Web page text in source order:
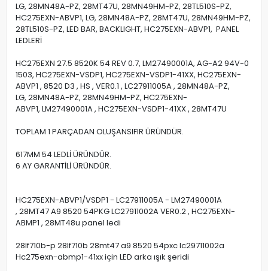
LG, 28MN48A-PZ, 28MT47U, 28MN49HM-PZ, 28TL510S-PZ,
HC275EXN-ABVP1, LG, 28MN48A-PZ, 28MT47U, 28MN49HM-PZ,
28TL510S-PZ, LED BAR, BACKLIGHT, HC275EXN-ABVP1, PANEL
LEDLERİ
HC275EXN 27.5 8520K 54 REV 0.7, LM27490001A, AG-A2 94V-0
1503, HC275EXN-VSDP1, HC275EXN-VSDP1-41XX, HC275EXN-
ABVP1 , 8520 D3 , HS , VER0.1 , LC27911005A , 28MN48A-PZ,
LG, 28MN48A-PZ, 28MN49HM-PZ, HC275EXN-
ABVP1, LM27490001A , HC275EXN-VSDP1-41XX , 28MT47U
TOPLAM 1 PARÇADAN OLUŞANSIFIR ÜRÜNDÜR.
617MM 54 LEDLİ ÜRÜNDÜR.
6 AY GARANTİLİ ÜRÜNDÜR.
HC275EXN-ABVP1/VSDP1 - LC27911005A - LM27490001A
, 28MT47 A9 8520 54PKG LC27911002A VER0.2 , HC275EXN-
ABMP1 , 28MT48u panel ledi
28lf710b-p 28lf710b 28mt47 a9 8520 54pxc lc29711002a
Hc275exn-abmp1-41xx için LED arka ışık şeridi